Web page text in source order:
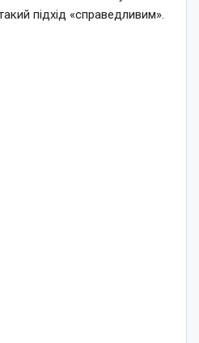
підхід «справедливим».